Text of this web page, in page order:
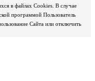
в файлах Cookies. В случае
программой Пользователь
Сайта или отключить